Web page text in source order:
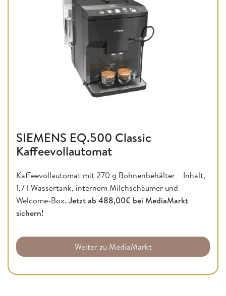
SIEMENS EQ.500 Classic
Kaffeevollautomat
Kaffeevollautomat mit 270 g Bohnenbehälter Inhalt,
1,7 l Wassertank, internem Milchschäumer und
Welcome-Box. Jetzt ab 488,00€ bei MediaMarkt
sichern!
Weiter zu MediaMarkt